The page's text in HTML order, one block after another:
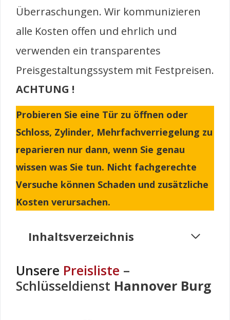
Überraschungen. Wir kommunizieren
alle Kosten offen und ehrlich und
verwenden ein transparentes
Preisgestaltungssystem mit Festpreisen.
ACHTUNG !
Probieren Sie eine Tür zu öffnen oder
Schloss, Zylinder, Mehrfachverriegelung zu
reparieren nur dann, wenn Sie genau
wissen was Sie tun. Nicht fachgerechte
Versuche können Schaden und zusätzliche
Kosten verursachen.
Inhaltsverzeichnis
Unsere Preisliste –
Schlüsseldienst Hannover Burg